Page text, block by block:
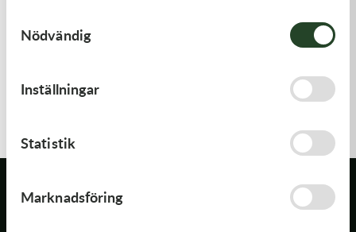
Nödvändig
Inställningar
Statistik
Marknadsföring
Transmission & Drivlina
Vagnar
Vinterprodukter